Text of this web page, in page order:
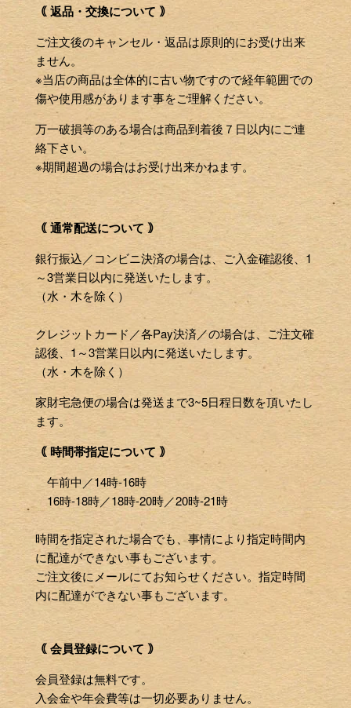
｟ 返品・交換について ｠
ご注文後のキャンセル・返品は原則的にお受け出来
ません。
※当店の商品は全体的に古い物ですので経年範囲での
傷や使用感があります事をご理解ください。
万一破損等のある場合は商品到着後７日以内にご連
絡下さい。
※期間超過の場合はお受け出来かねます。
｟ 通常配送について ｠
銀行振込／コンビニ決済の場合は、ご入金確認後、1
～3営業日以内に発送いたします。
（水・木を除く）
クレジットカード／各Pay決済／の場合は、ご注文確
認後、1～3営業日以内に発送いたします。
（水・木を除く）
家財宅急便の場合は発送まで3~5日程日数を頂いたし
ます。
｟ 時間帯指定について ｠
午前中／14時-16時
16時-18時／18時-20時／20時-21時
時間を指定された場合でも、事情により指定時間内
に配達ができない事もございます。
ご注文後にメールにてお知らせください。指定時間
内に配達ができない事もございます。
｟ 会員登録について ｠
会員登録は無料です。
入会金や年会費等は一切必要ありません。